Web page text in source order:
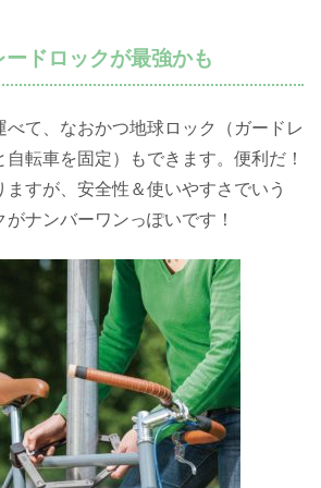
ドロックが最強かも
べて、なおかつ地球ロック（ガードレ
転車を固定）もできます。便利だ！
ますが、安全性＆使いやすさでいう
ナンバーワンっぽいです！